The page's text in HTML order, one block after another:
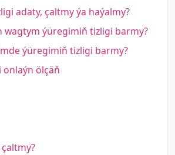
adaty, çaltmy ýa haýalmy?
wagtym ýüregimiň tizligi barmy?
ýüregimiň tizligi barmy?
ölçäň